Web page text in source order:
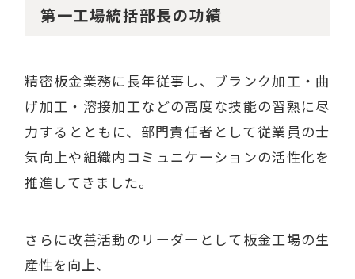
第一工場統括部長の功績
精密板金業務に長年従事し、ブランク加工・曲
げ加工・溶接加工などの高度な技能の習熟に尽
力するとともに、部門責任者として従業員の士
気向上や組織内コミュニケーションの活性化を
推進してきました。
さらに改善活動のリーダーとして板金工場の生
産性を向上、